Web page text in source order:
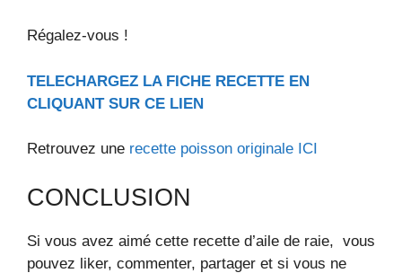
Régalez-vous !
TELECHARGEZ LA FICHE RECETTE EN
CLIQUANT SUR CE LIEN
Retrouvez une recette poisson originale ICI
CONCLUSION
Si vous avez aimé cette recette d’aile de raie, vous
pouvez liker, commenter, partager et si vous ne